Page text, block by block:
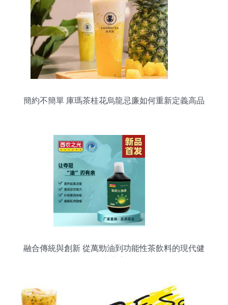
簡約不簡單 庫瑪茶桂花烏龍忌廉如何重新定義高品
融合傳統與創新 從萬勁油到功能性茶飲料的現代健